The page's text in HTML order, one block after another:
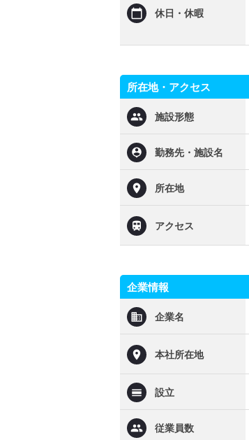
休日・休暇
所在地・アクセス
施設形態
勤務先・施設名
所在地
アクセス
企業情報
企業名
本社所在地
設立
従業員数